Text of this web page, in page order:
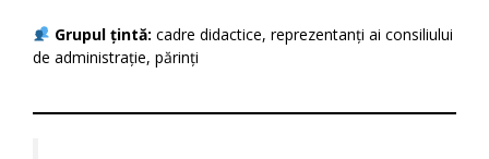
Grupul țintă: cadre didactice, reprezentanți ai consiliului
de administrație, părinți